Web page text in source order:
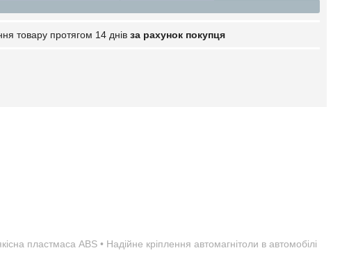
товару протягом 14 днів за рахунок покупця
пластмаса ABS • Надійне кріплення автомагнітоли в автомобілі